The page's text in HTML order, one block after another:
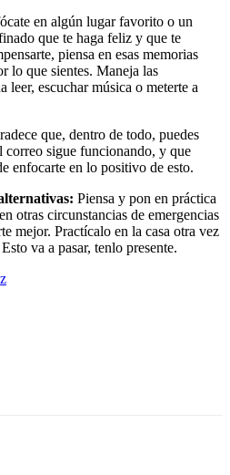
en algún lugar favorito o un
que te haga feliz y que te
piensa en esas memorias
lo que sientes. Maneja las
leer, escuchar música o meterte a
que, dentro de todo, puedes
sigue funcionando, y que
enfocarte en lo positivo de esto.
Piensa y pon en práctica
otras circunstancias de emergencias
mejor. Practícalo en la casa otra vez
va a pasar, tenlo presente.